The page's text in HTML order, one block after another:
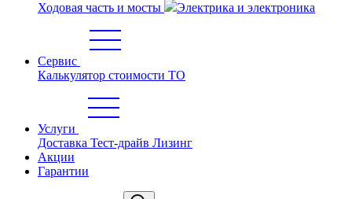
Ходовая часть и мосты
Электрика и электроника
Сервис
Калькулятор стоимости ТО
Услуги
Доставка Тест-драйв Лизинг
Акции
Гарантии